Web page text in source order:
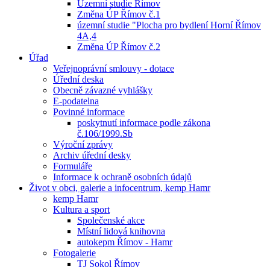
Územní studie Římov
Změna ÚP Římov č.1
územní studie "Plocha pro bydlení Horní Římov
4A,4
Změna ÚP Římov č.2
Úřad
Veřejnoprávní smlouvy - dotace
Úřední deska
Obecně závazné vyhlášky
E-podatelna
Povinné informace
poskytnutí informace podle zákona
č.106/1999.Sb
Výroční zprávy
Archiv úřední desky
Formuláře
Informace k ochraně osobních údajů
Život v obci, galerie a infocentrum, kemp Hamr
kemp Hamr
Kultura a sport
Společenské akce
Místní lidová knihovna
autokepm Římov - Hamr
Fotogalerie
TJ Sokol Římov